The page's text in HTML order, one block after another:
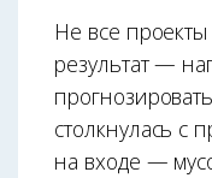
Не все
результат —
столкнулась с
на входе —